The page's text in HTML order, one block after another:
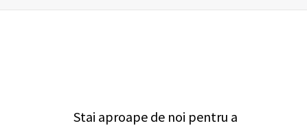
Stai aproape de noi pentru a